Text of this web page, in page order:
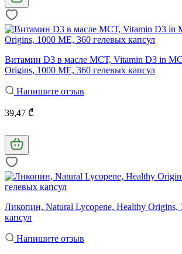
Витамин D3 в масле МСТ, Vitamin D3 in
Origins, 1000 МЕ, 360 гелевых капсул
Напишите отзыв
39,47 ₾
Ликопин, Natural Lycopene, Healthy Origins,
капсул
Напишите отзыв